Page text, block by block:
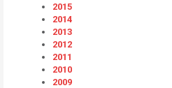
2015
2014
2013
2012
2011
2010
2009